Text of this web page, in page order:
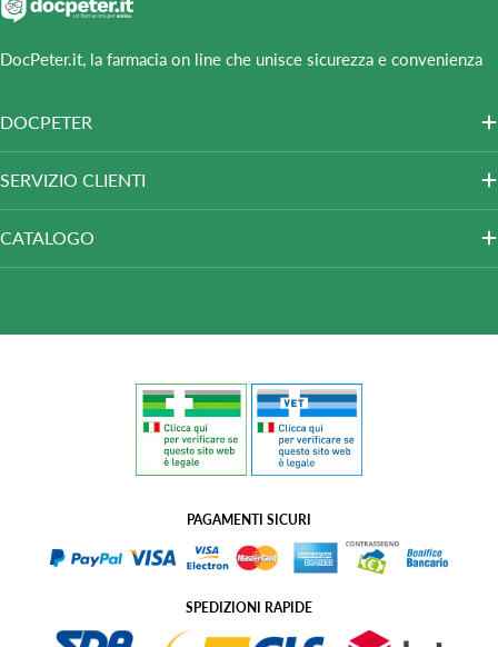
DocPeter.it, la farmacia on line che unisce sicurezza e convenienza
DOCPETER
SERVIZIO CLIENTI
CATALOGO
PAGAMENTI SICURI
SPEDIZIONI RAPIDE